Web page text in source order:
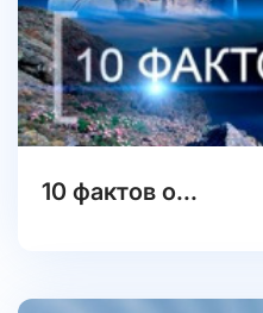
10 фактов о...